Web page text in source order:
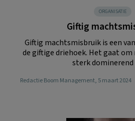
ORGANISATIE
Giftig
Giftig machtsmisbruik is een
de giftige driehoek. Het gaat
sterk
Redactie Boom Management, 5 maart 2024